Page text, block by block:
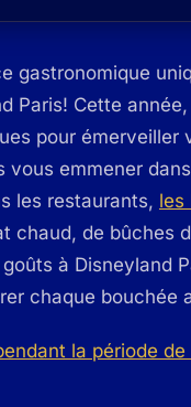
gastronomique
Paris! Cette
pour
vous emmener
les restaurants, les
chaud, de bûches
à Disneyland
chaque bouchée